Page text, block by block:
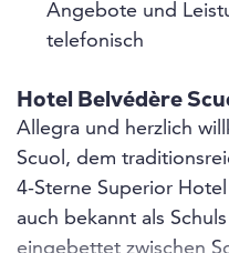
Angebote und
telefonisch
Hotel Belvédère
Allegra und herzlich
Scuol, dem
4-Sterne Superior
auch bekannt als
eingebettet zwischen